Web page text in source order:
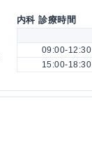
内科 診療時間
09:00-12:30
15:00-18:30